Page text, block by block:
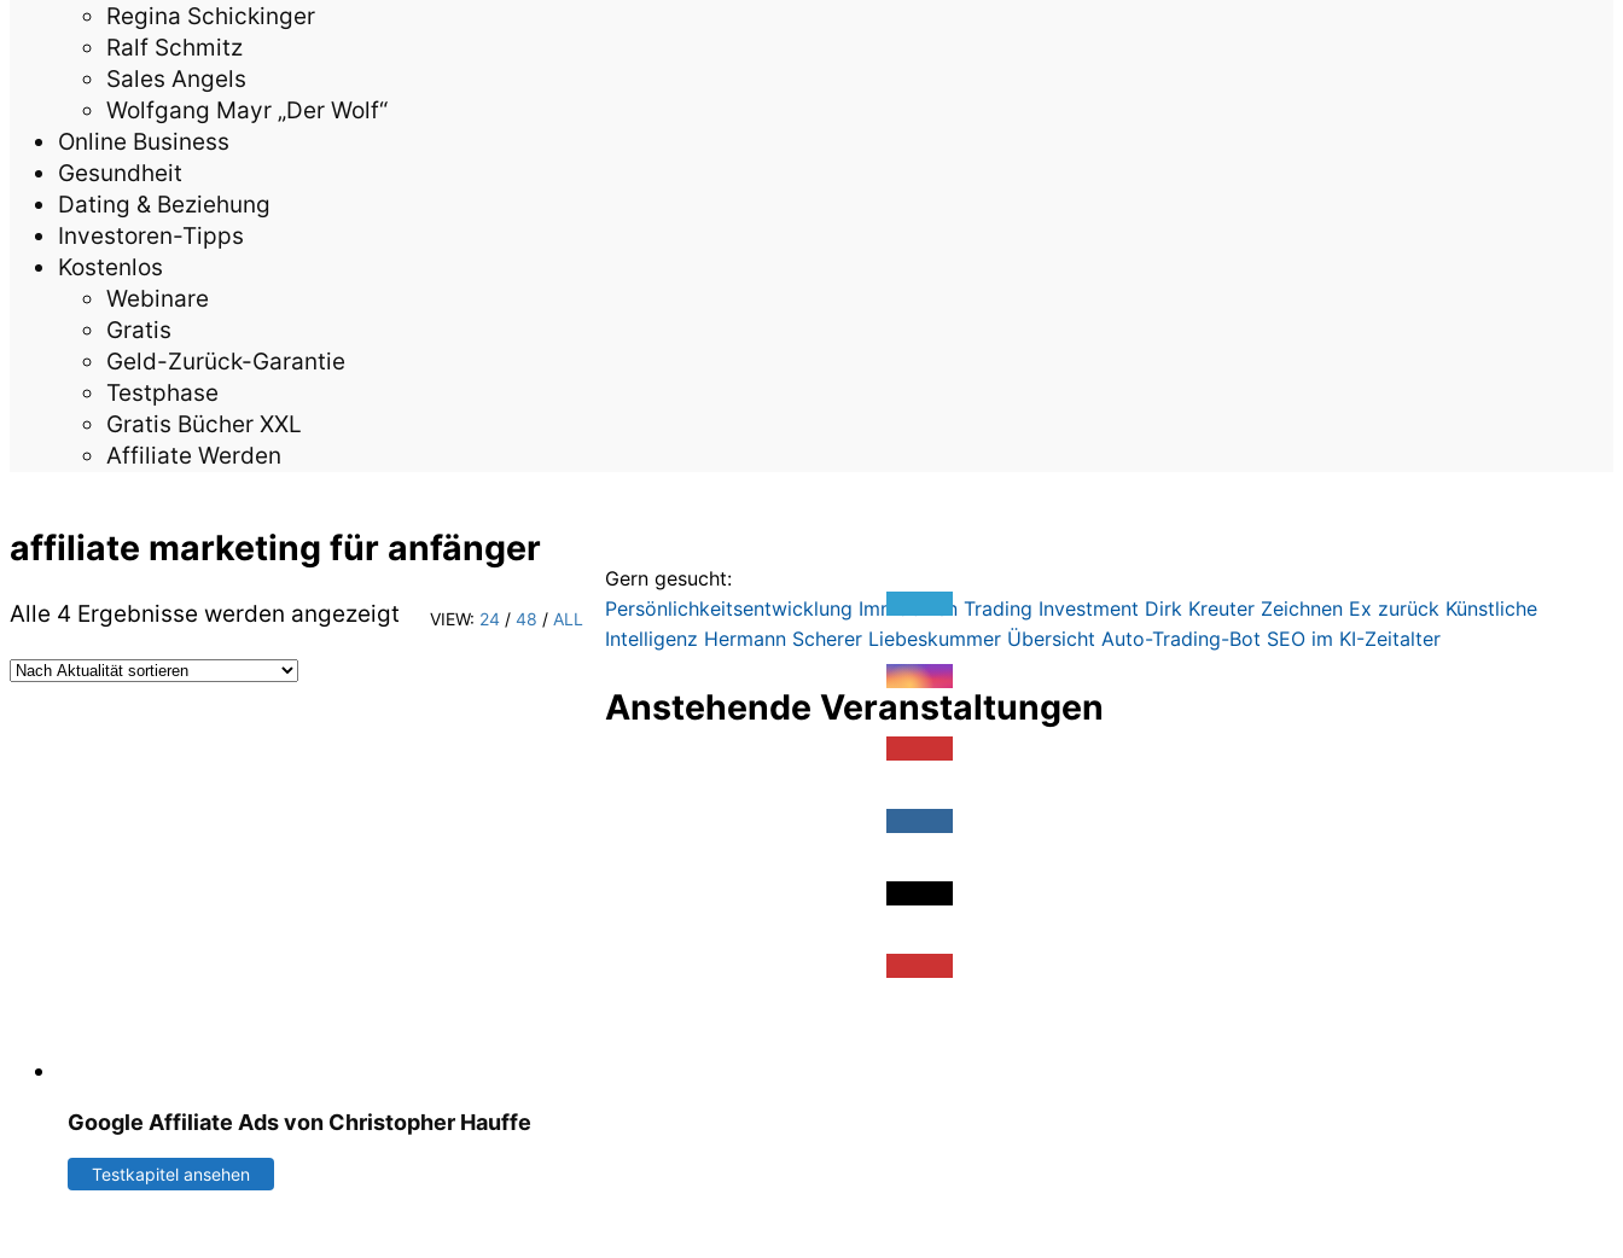
Regina Schickinger
Ralf Schmitz
Sales Angels
Wolfgang Mayr „Der Wolf“
Online Business
Gesundheit
Dating & Beziehung
Investoren-Tipps
Kostenlos
Webinare
Gratis
Geld-Zurück-Garantie
Testphase
Gratis Bücher XXL
Affiliate Werden
affiliate marketing für anfänger
VIEW: 24 / 48 / ALL
Alle 4 Ergebnisse werden angezeigt Nach
Google Affiliate Ads von Christopher Hauffe
Testkapitel ansehen
Gern gesucht:
Persönlichkeitsentwicklung Immobilien Trading Investment Dirk Kreuter Zeichnen Ex zurück Künstliche
Intelligenz Hermann Scherer Liebeskummer Übersicht Auto-Trading-Bot SEO im KI-Zeitalter
Anstehende Veranstaltungen